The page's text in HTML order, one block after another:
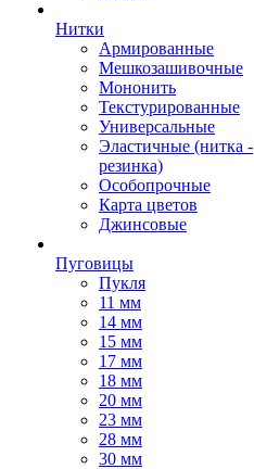
Нитки
Армированные
Мешкозашивочные
Мононить
Текстурированные
Универсальные
Эластичные (нитка -
резинка)
Особопрочные
Карта цветов
Джинсовые
Пуговицы
Пукля
11 мм
14 мм
15 мм
17 мм
18 мм
20 мм
23 мм
28 мм
30 мм